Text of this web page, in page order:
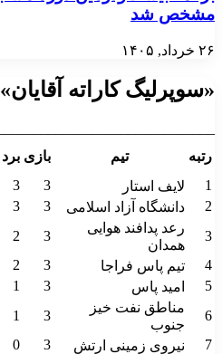
مشخص شد
۲۶ خرداد, ۱۴۰۵
«سوپرلیگ کاراته آقایان»
رتبه
تیم بازی برد
1
لایف استار 3
3
2
دانشگاه آزاد اسلامی 3
3
3
رعد پدافند هوایی
همدان
3
2
4
تیم پاس فراجا 3
2
5
امید پاس 3
1
6
مناطق نفت خیز
جنوب
3
1
7
نیروی زمینی ارتش 3
0